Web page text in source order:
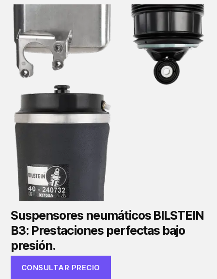
Suspensores neumáticos BILSTEIN
B3: Prestaciones perfectas bajo
presión.
CONSULTAR PRECIO